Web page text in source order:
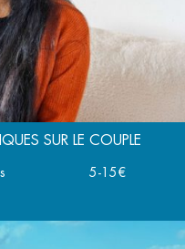
SUR LE COUPLE
5-15€